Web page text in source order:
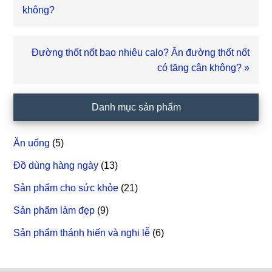
viết
không?
Bài
Đường thốt nốt bao nhiêu calo? Ăn đường thốt nốt
có tăng cân không? »
chính
Danh mục sản phẩm
Ăn uống (5)
Đồ dùng hàng ngày (13)
Sản phẩm cho sức khỏe (21)
Sản phẩm làm đẹp (9)
Sản phẩm thánh hiến và nghi lễ (6)